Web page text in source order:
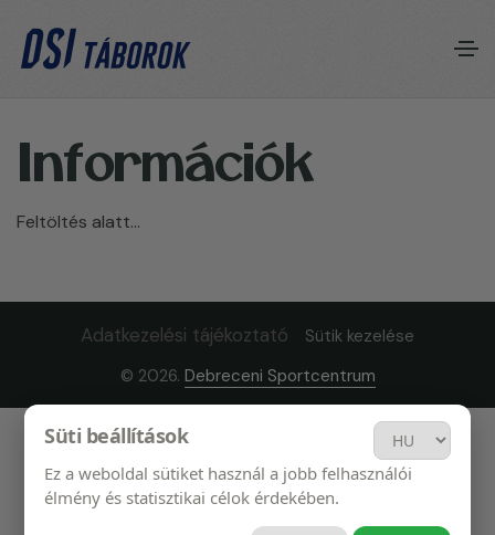
Információk
Feltöltés alatt…
Adatkezelési tájékoztató
Sütik kezelése
© 2026. Debreceni Sportcentrum
Süti beállítások
Ez a weboldal sütiket használ a jobb felhasználói
élmény és statisztikai célok érdekében.